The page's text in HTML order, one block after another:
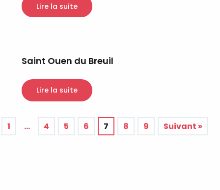
Lire la suite
Saint Ouen du Breuil
Lire la suite
1 … 4 5 6 7 8 9 Suivant »